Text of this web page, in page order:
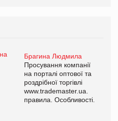
Брагина Людмила
Просування компанії
на порталі оптової та
роздрібної торгівлі
www.trademaster.ua.
правила. Особливості.